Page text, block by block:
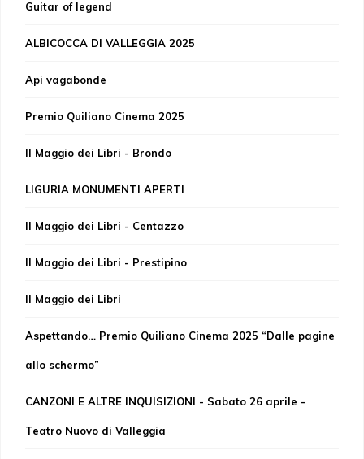
Guitar of legend
ALBICOCCA DI VALLEGGIA 2025
Api vagabonde
Premio Quiliano Cinema 2025
Il Maggio dei Libri - Brondo
LIGURIA MONUMENTI APERTI
Il Maggio dei Libri - Centazzo
Il Maggio dei Libri - Prestipino
Il Maggio dei Libri
Aspettando… Premio Quiliano Cinema 2025 “Dalle pagine
allo schermo”
CANZONI E ALTRE INQUISIZIONI - Sabato 26 aprile -
Teatro Nuovo di Valleggia